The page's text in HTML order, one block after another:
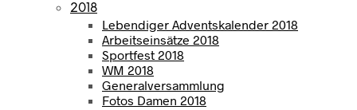
2018
Lebendiger Adventskalender 2018
Arbeitseinsätze 2018
Sportfest 2018
WM 2018
Generalversammlung
Fotos Damen 2018